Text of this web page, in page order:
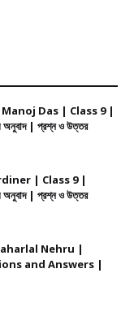
Das | Class 9 |
| প্রশ্ন ও উত্তর
| Class 9 |
| প্রশ্ন ও উত্তর
Nehru |
and Answers |